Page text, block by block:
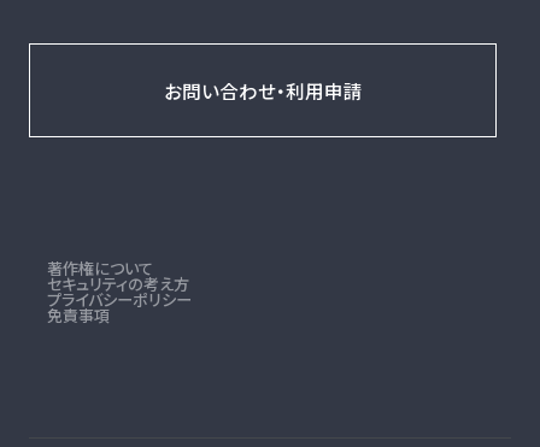
お問い合わせ・利用申請
著作権について
セキュリティの考え方
プライバシーポリシー
免責事項